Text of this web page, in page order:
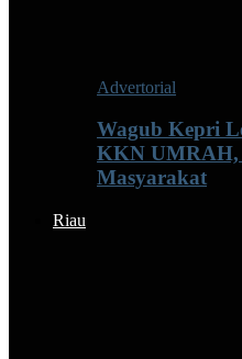
Advertorial
Wagub Kepri
KKN UMRAH,
Masyarakat
Riau